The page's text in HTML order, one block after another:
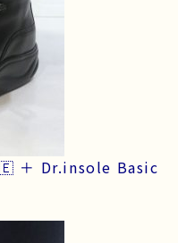
＋ Dr.insole Basic